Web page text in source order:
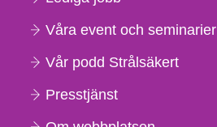
Våra event och seminarier
Vår podd Strålsäkert
Presstjänst